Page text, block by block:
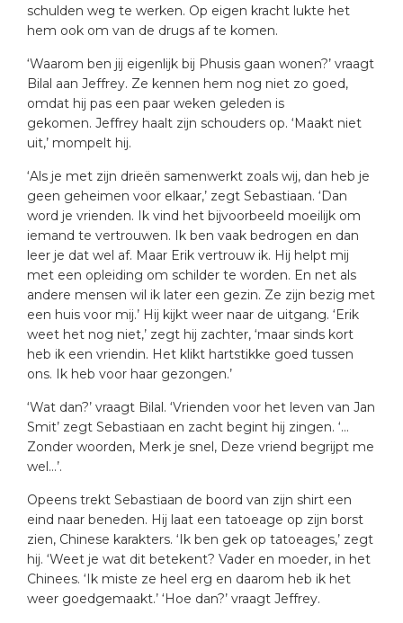
schulden weg te werken. Op eigen kracht lukte het
hem ook om van de drugs af te komen.
‘Waarom ben jij eigenlijk bij Phusis gaan wonen?’ vraagt
Bilal aan Jeffrey. Ze kennen hem nog niet zo goed,
omdat hij pas een paar weken geleden is
gekomen. Jeffrey haalt zijn schouders op. ‘Maakt niet
uit,’ mompelt hij.
‘Als je met zijn drieën samenwerkt zoals wij, dan heb je
geen geheimen voor elkaar,’ zegt Sebastiaan. ‘Dan
word je vrienden. Ik vind het bijvoorbeeld moeilijk om
iemand te vertrouwen. Ik ben vaak bedrogen en dan
leer je dat wel af. Maar Erik vertrouw ik. Hij helpt mij
met een opleiding om schilder te worden. En net als
andere mensen wil ik later een gezin. Ze zijn bezig met
een huis voor mij.’ Hij kijkt weer naar de uitgang. ‘Erik
weet het nog niet,’ zegt hij zachter, ‘maar sinds kort
heb ik een vriendin. Het klikt hartstikke goed tussen
ons. Ik heb voor haar gezongen.’
‘Wat dan?’ vraagt Bilal. ‘Vrienden voor het leven van Jan
Smit’ zegt Sebastiaan en zacht begint hij zingen. ‘…
Zonder woorden, Merk je snel, Deze vriend begrijpt me
wel…’.
Opeens trekt Sebastiaan de boord van zijn shirt een
eind naar beneden. Hij laat een tatoeage op zijn borst
zien, Chinese karakters. ‘Ik ben gek op tatoeages,’ zegt
hij. ‘Weet je wat dit betekent? Vader en moeder, in het
Chinees. ‘Ik miste ze heel erg en daarom heb ik het
weer goedgemaakt.’ ‘Hoe dan?’ vraagt Jeffrey.